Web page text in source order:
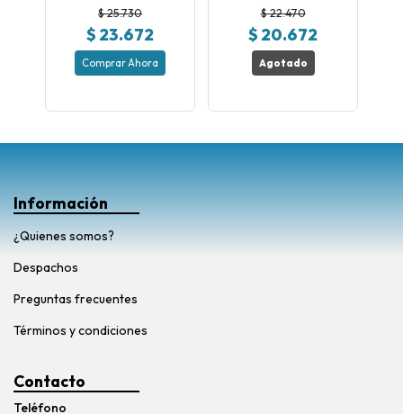
$ 25.730
$ 23.672
Comprar Ahora
$ 22.470
$ 20.672
Agotado
Información
¿Quienes somos?
Despachos
Preguntas frecuentes
Términos y condiciones
Contacto
Teléfono